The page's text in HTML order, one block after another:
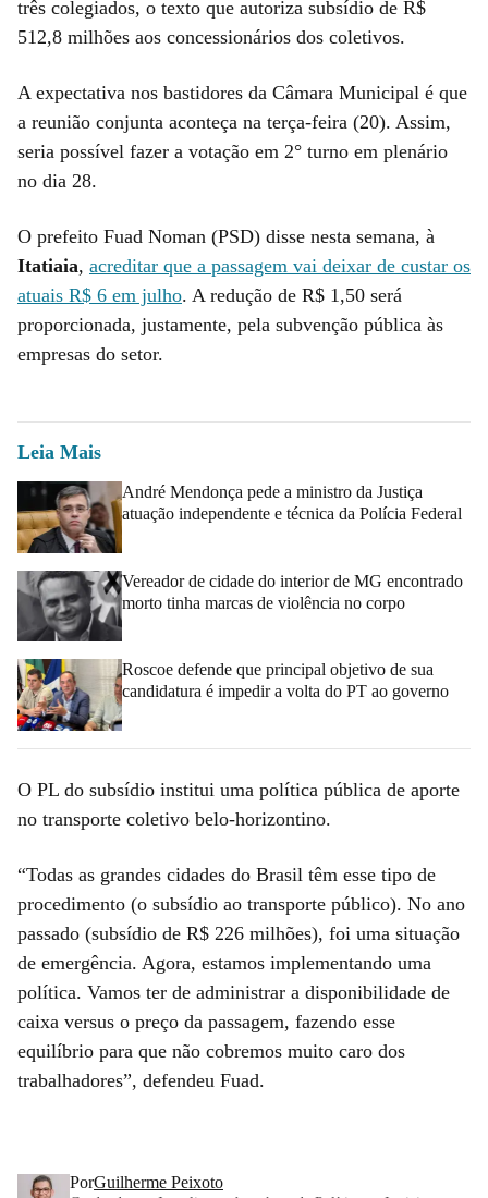
três colegiados, o texto que autoriza subsídio de R$
512,8 milhões aos concessionários dos coletivos.
A expectativa nos bastidores da Câmara Municipal é que
a reunião conjunta aconteça na terça-feira (20). Assim,
seria possível fazer a votação em 2° turno em plenário
no dia 28.
O prefeito Fuad Noman (PSD) disse nesta semana, à
Itatiaia, acreditar que a passagem vai deixar de custar os
atuais R$ 6 em julho. A redução de R$ 1,50 será
proporcionada, justamente, pela subvenção pública às
empresas do setor.
Leia Mais
André Mendonça pede a ministro da Justiça
atuação independente e técnica da Polícia Federal
Vereador de cidade do interior de MG encontrado
morto tinha marcas de violência no corpo
Roscoe defende que principal objetivo de sua
candidatura é impedir a volta do PT ao governo
O PL do subsídio institui uma política pública de aporte
no transporte coletivo belo-horizontino.
“Todas as grandes cidades do Brasil têm esse tipo de
procedimento (o subsídio ao transporte público). No ano
passado (subsídio de R$ 226 milhões), foi uma situação
de emergência. Agora, estamos implementando uma
política. Vamos ter de administrar a disponibilidade de
caixa versus o preço da passagem, fazendo esse
equilíbrio para que não cobremos muito caro dos
trabalhadores”, defendeu Fuad.
PorGuilherme Peixoto